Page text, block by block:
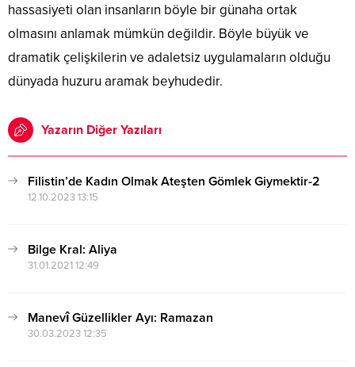
hassasiyeti olan insanların böyle bir günaha ortak
olmasını anlamak mümkün değildir. Böyle büyük ve
dramatik çelişkilerin ve adaletsiz uygulamaların olduğu
dünyada huzuru aramak beyhudedir.
Yazarın Diğer Yazıları
Filistin’de Kadın Olmak Ateşten Gömlek Giymektir-2
12.10.2023 13:15
Bilge Kral: Aliya
31.01.2021 12:49
Manevî Güzellikler Ayı: Ramazan
30.03.2023 12:35